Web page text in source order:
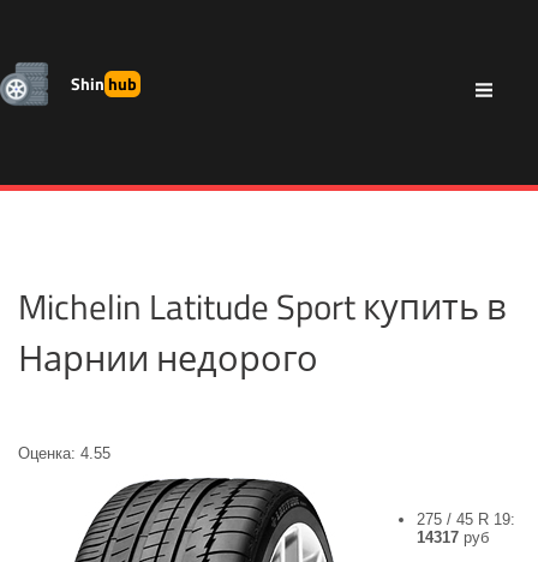
Shinhub
Michelin Latitude Sport купить в
Нарнии недорого
Оценка: 4.55
275 / 45 R 19:
14317 руб